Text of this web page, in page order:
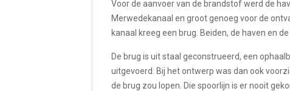
Voor de aanvoer van de brandstof werd de
Merwedekanaal en groot genoeg voor de
kanaal kreeg een brug. Beiden, de haven en
De brug is uit staal geconstrueerd, een
uitgevoerd. Bij het ontwerp was dan ook
de brug zou lopen. Die spoorlijn is er nooit